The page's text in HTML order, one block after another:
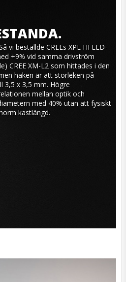
vi beställde CREEs XPL HI LED-
+9% vid samma drivström
CREE XM-L2 som hittades i den
haken är att storleken på
3,5 x 3,5 mm. Högre
mellan optik och
med 40% utan att fysiskt
kastlängd.